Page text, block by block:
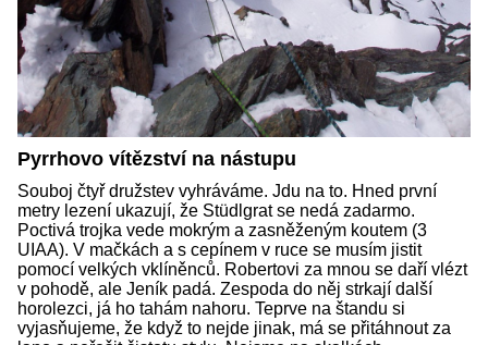
Pyrrhovo vítězství na nástupu
Souboj čtyř družstev vyhráváme. Jdu na to. Hned první
metry lezení ukazují, že Stüdlgrat se nedá zadarmo.
Poctivá trojka vede mokrým a zasněženým koutem (3
UIAA). V mačkách a s cepínem v ruce se musím jistit
pomocí velkých vklíněnců. Robertovi za mnou se daří vlézt
v pohodě, ale Jeník padá. Zespoda do něj strkají další
horolezci, já ho tahám nahoru. Teprve na štandu si
vyjasňujeme, že když to nejde jinak, má se přitáhnout za